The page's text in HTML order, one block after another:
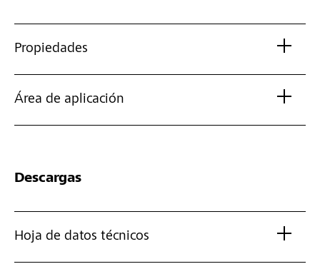
Propiedades
Área de aplicación
Descargas
Hoja de datos técnicos